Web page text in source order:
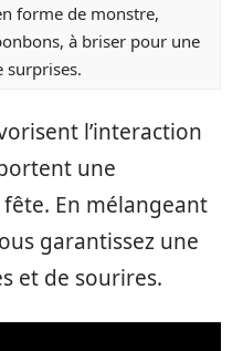
forme de monstre,
à briser pour une
surprises.
l’interaction
une
En mélangeant
garantissez une
et de sourires.